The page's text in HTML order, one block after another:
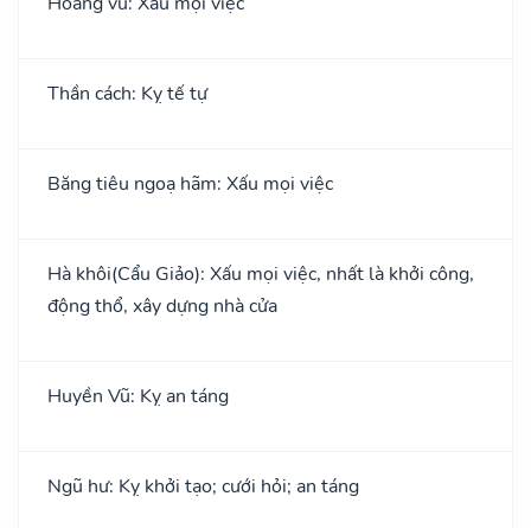
Thần cách: Kỵ tế tự
Băng tiêu ngoạ hãm: Xấu mọi việc
Hà khôi(Cẩu Giảo): Xấu mọi việc, nhất là khởi công,
động thổ, xây dựng nhà cửa
Huyền Vũ: Kỵ an táng
Ngũ hư: Kỵ khởi tạo; cưới hỏi; an táng